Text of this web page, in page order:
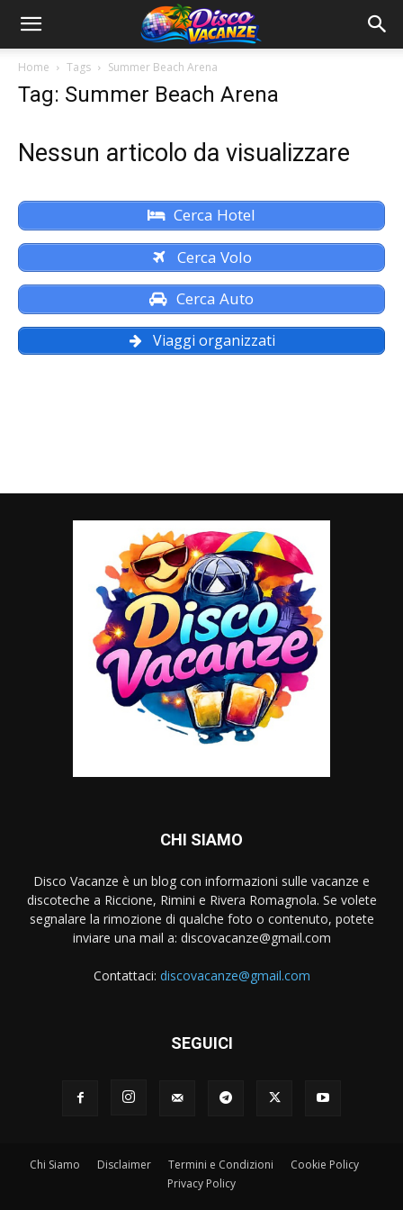
Home Tags Summer Beach Arena
Tag: Summer Beach Arena
Nessun articolo da visualizzare
Cerca Hotel
Cerca Volo
Cerca Auto
Viaggi organizzati
CHI SIAMO
Disco Vacanze è un blog con informazioni sulle vacanze e
discoteche a Riccione, Rimini e Rivera Romagnola. Se volete
segnalare la rimozione di qualche foto o contenuto, potete
inviare una mail a: discovacanze@gmail.com
Contattaci: discovacanze@gmail.com
SEGUICI
Chi Siamo Disclaimer Termini e Condizioni
Cookie Policy
Privacy Policy